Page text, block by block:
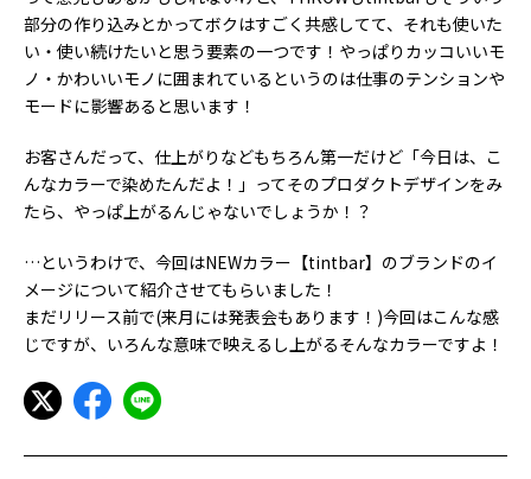
部分の作り込みとかってボクはすごく共感してて、それも使いた
い・使い続けたいと思う要素の一つです！やっぱりカッコいいモ
ノ・かわいいモノに囲まれているというのは仕事のテンションや
モードに影響あると思います！
お客さんだって、仕上がりなどもちろん第一だけど「今日は、こ
んなカラーで染めたんだよ！」ってそのプロダクトデザインをみ
たら、やっぱ上がるんじゃないでしょうか！？
…というわけで、今回はNEWカラー【tintbar】のブランドのイ
メージについて紹介させてもらいました！
まだリリース前で(来月には発表会もあります！)今回はこんな感
じですが、いろんな意味で映えるし上がるそんなカラーですよ！